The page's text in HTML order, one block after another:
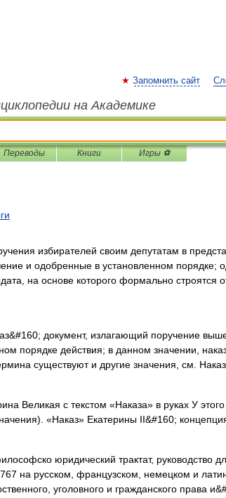
Запомнить сайт
на Академике
Переводы Книги Игры ⚽
избирателей своим депутатам в
и одобренные в установленном порядке;
на основе которого формально строятся
документ, излагающий поручение
порядке действия; в данном значении,
существуют и другие значения, см.
Великая с текстом «Наказа» в руках У
«Наказ» Екатерины II&#160;
юридический трактат, руководство
на русском, французском, немецком и
уголовного и гражданского права